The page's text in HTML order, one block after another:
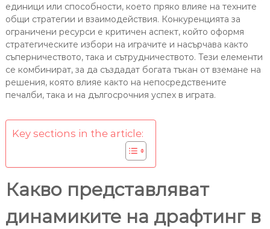
единици или способности, което пряко влияе на техните
общи стратегии и взаимодействия. Конкуренцията за
ограничени ресурси е критичен аспект, който оформя
стратегическите избори на играчите и насърчава както
съперничеството, така и сътрудничеството. Тези елементи
се комбинират, за да създадат богата тъкан от вземане на
решения, която влияе както на непосредствените
печалби, така и на дългосрочния успех в играта.
Key sections in the article:
Какво представляват
динамиките на драфтинг в